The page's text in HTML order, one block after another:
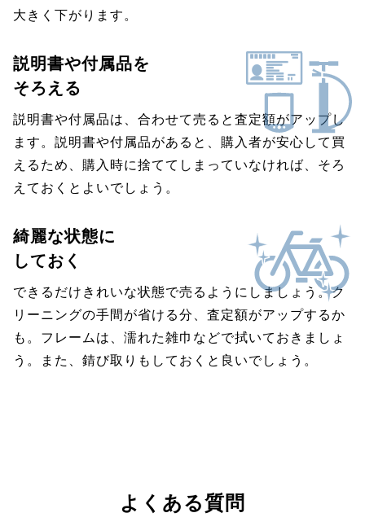
大きく下がります。
説明書や付属品を
そろえる
説明書や付属品は、合わせて売ると査定額がアップし
ます。説明書や付属品があると、購入者が安心して買
えるため、購入時に捨ててしまっていなければ、そろ
えておくとよいでしょう。
綺麗な状態に
しておく
できるだけきれいな状態で売るようにしましょう。ク
リーニングの手間が省ける分、査定額がアップするか
も。フレームは、濡れた雑巾などで拭いておきましょ
う。また、錆び取りもしておくと良いでしょう。
よくある質問